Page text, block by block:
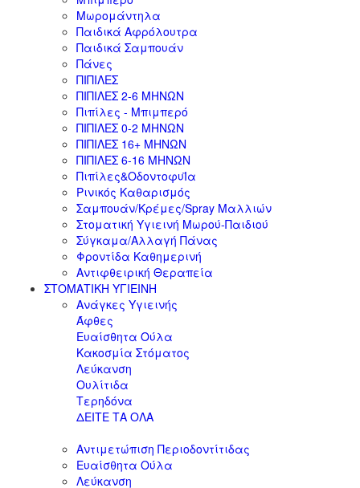
Μωρομάντηλα
Παιδικά Αφρόλουτρα
Παιδικά Σαμπουάν
Πάνες
ΠΙΠΙΛΕΣ
ΠΙΠΙΛΕΣ 2-6 ΜΗΝΩΝ
Πιπίλες - Μπιμπερό
ΠΙΠΙΛΕΣ 0-2 ΜΗΝΩΝ
ΠΙΠΙΛΕΣ 16+ ΜΗΝΩΝ
ΠΙΠΙΛΕΣ 6-16 ΜΗΝΩΝ
Πιπίλες&ΟδοντοφυΪα
Ρινικός Καθαρισμός
Σαμπουάν/Κρέμες/Spray Μαλλιών
Στοματική Υγιεινή Μωρού-Παιδιού
Σύγκαμα/Αλλαγή Πάνας
Φροντίδα Καθημερινή
Αντιφθειρική Θεραπεία
ΣΤΟΜΑΤΙΚΗ ΥΓΙΕΙΝΗ
Ανάγκες Υγιεινής
Άφθες
Ευαίσθητα Ούλα
Κακοσμία Στόματος
Λεύκανση
Ουλίτιδα
Τερηδόνα
ΔΕΙΤΕ ΤΑ ΟΛΑ
Αντιμετώπιση Περιοδοντίτιδας
Ευαίσθητα Ούλα
Λεύκανση